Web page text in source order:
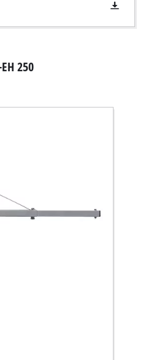
deine Zustimmung, um
250